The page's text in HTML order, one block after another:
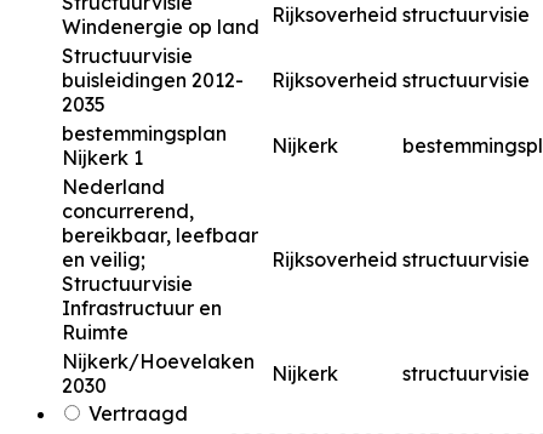
Windenergie op land
Rijksoverheid structuurvisie
Structuurvisie
buisleidingen 2012-
2035
Rijksoverheid structuurvisie
bestemmingsplan
Nijkerk 1
Nijkerk
Nederland
concurrerend,
bereikbaar, leefbaar
en veilig;
Structuurvisie
Infrastructuur en
Ruimte
Rijksoverheid structuurvisie
Nijkerk/Hoevelaken
2030
Nijkerk
structuurvisie
Vertraagd